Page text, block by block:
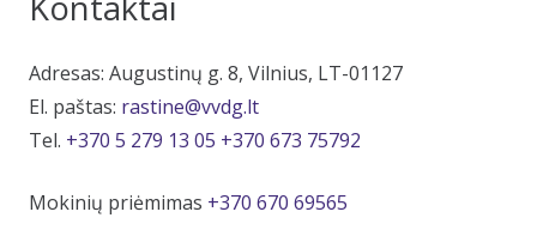
Adresas: Augustinų g. 8, Vilnius, LT-01127
El. paštas: rastine@vvdg.lt
Tel. +370 5 279 13 05 +370 673 75792
Mokinių priėmimas +370 670 69565